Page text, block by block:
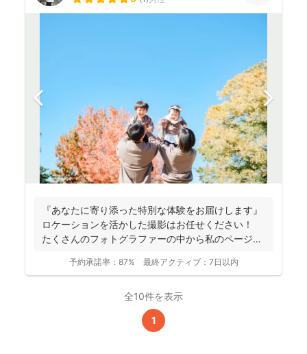
『あなたに寄り添った特別な体験をお届けします』
ロケーションを活かした撮影はお任せください！
たくさんのフォトグラファーの中から私のページに
予約承諾率： 87% 最終アクティブ： 7日以内
全10件を表示
1